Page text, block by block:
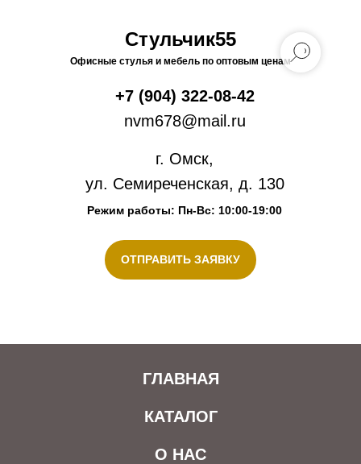
Стульчик55
Офисные стулья и мебель по оптовым ценам
+7 (904) 322-08-42
nvm678@mail.ru
г. Омск,
ул. Семиреченская, д. 130
Режим работы: Пн-Вс: 10:00-19:00
ОТПРАВИТЬ ЗАЯВКУ
ГЛАВНАЯ
КАТАЛОГ
О НАС